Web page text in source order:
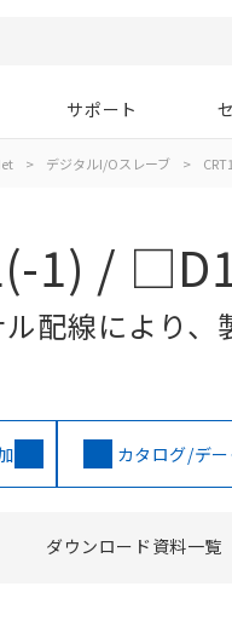
サポート
> デジタルI/Oスレーブ >
1) /
配線により、
カタログ/デ
ダウンロード資料一覧